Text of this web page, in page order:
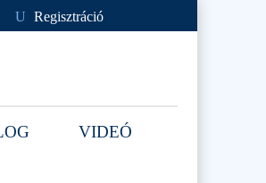
U Regisztráció
VIDEÓ